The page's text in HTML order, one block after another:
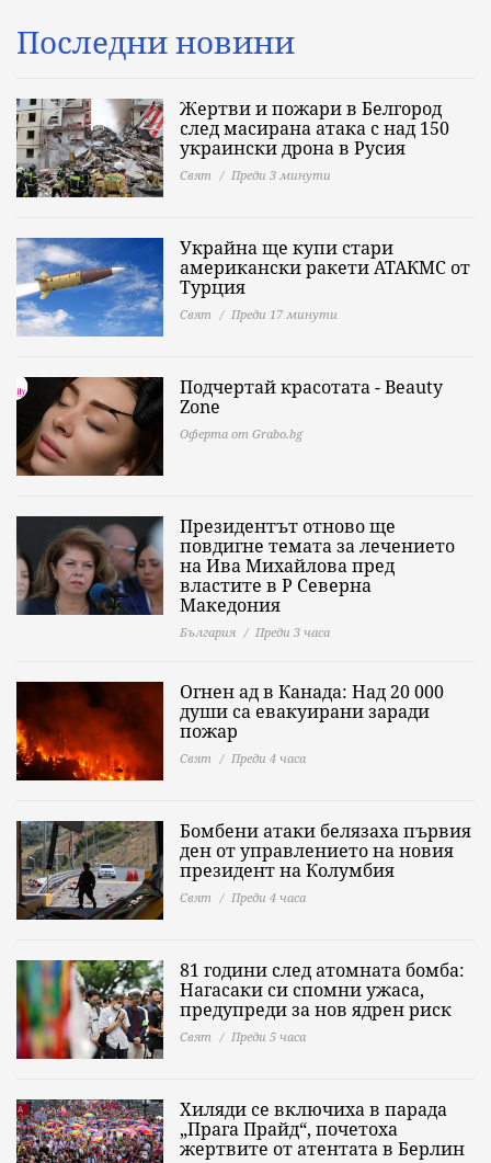
Последни новини
Жертви и пожари в Белгород
след масирана атака с над 150
украински дрона в Русия
Свят Преди 3 минути
Украйна ще купи стари
американски ракети АТАКМС от
Турция
Свят Преди 17 минути
Подчертай красотата - Beauty
Zone
Оферта от Grabo.bg
Президентът отново ще
повдигне темата за лечението
на Ива Михайлова пред
властите в Р Северна
Македония
България Преди 3 часа
Огнен ад в Канада: Над 20 000
души са евакуирани заради
пожар
Свят Преди 4 часа
Бомбени атаки белязаха първия
ден от управлението на новия
президент на Колумбия
Свят Преди 4 часа
81 години след атомната бомба:
Нагасаки си спомни ужаса,
предупреди за нов ядрен риск
Свят Преди 5 часа
Хиляди се включиха в парада
„Прага Прайд“, почетоха
жертвите от атентата в Берлин